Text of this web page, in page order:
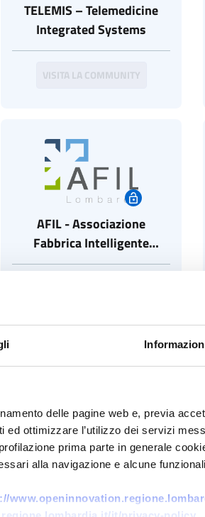
delle pagine web e, previa
ed ottimizzare l’utilizzo dei servizi
prima parte in generale
alla navigazione e alcune
TELEMIS – Telemedicine
Integrated Systems
VISITA LA COMMUNITY
AFIL - Associazione
Fabbrica Intelligente
Lombardia
Brain Experience: Neuro
Tecnologie, Media e
Creatività
VISITA LA COMMUNITY